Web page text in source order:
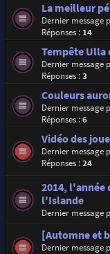
La meilleur
Dernier message
Réponses : 14
Tempête Ulla
Dernier message
Réponses :3
Couleurs
Dernier message
Réponses :6
Vidéo des
Dernier message
Réponses :24
2014, l'année
l'Islande
Dernier message
[Automne et
Dernier message